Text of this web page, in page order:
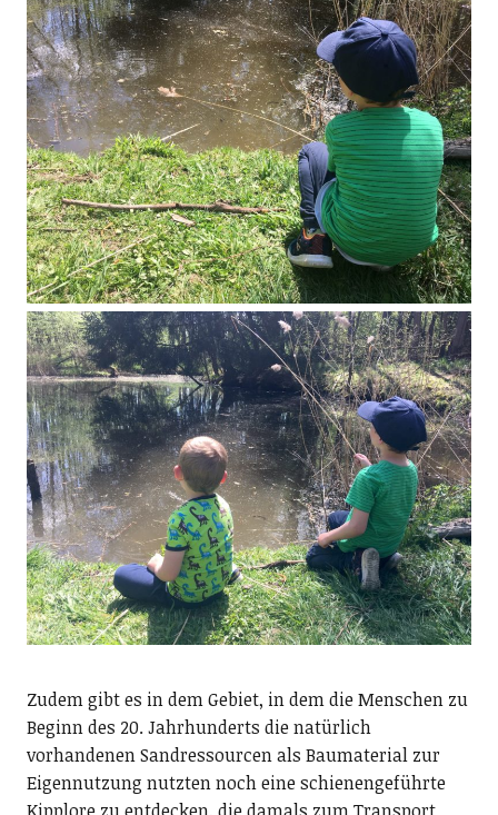
Zudem gibt es in dem Gebiet, in dem die Menschen zu
Beginn des 20. Jahrhunderts die natürlich
vorhandenen Sandressourcen als Baumaterial zur
Eigennutzung nutzten noch eine schienengeführte